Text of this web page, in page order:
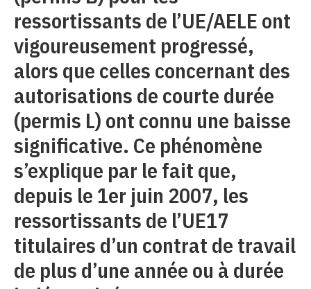
ressortissants de l’UE/AELE ont
vigoureusement progressé,
alors que celles concernant des
autorisations de courte durée
(permis L) ont connu une baisse
significative. Ce phénomène
s’explique par le fait que,
depuis le 1er juin 2007, les
ressortissants de l’UE17
titulaires d’un contrat de travail
de plus d’une année ou à durée